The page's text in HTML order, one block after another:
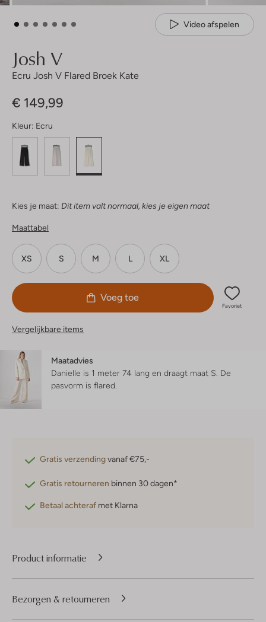
Video afspelen
Josh V
Ecru Josh V Flared Broek Kate
€ 149,99
Kleur: Ecru
Kies je maat: Dit item valt normaal, kies je eigen maat
Maattabel
XS S M L XL
Voeg toe
Favoriet
Vergelijkbare items
Maatadvies
Danielle is 1 meter 74 lang en draagt maat S. De
pasvorm is flared
Gratis verzendingvanaf €75,-
Gratis retourneren binnen 30 dagen*
Betaal achteraf met Klarna
Product informatie
Bezorgen & retourneren